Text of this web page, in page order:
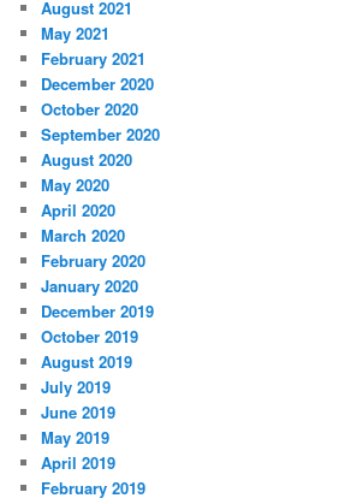
August 2021
May 2021
February 2021
December 2020
October 2020
September 2020
August 2020
May 2020
April 2020
March 2020
February 2020
January 2020
December 2019
October 2019
August 2019
July 2019
June 2019
May 2019
April 2019
February 2019